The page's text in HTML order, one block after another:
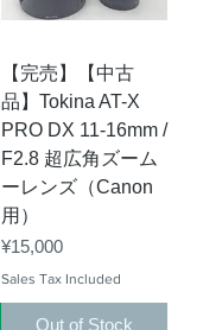
【完売】【中古
品】Tokina AT-X
PRO DX 11-16mm /
F2.8 超広角ズーム
ーレンズ（Canon
用）
Price
¥15,000
Sales Tax Included
Out of Stock